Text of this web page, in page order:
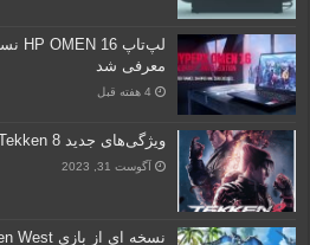
معرفی شد
4 هفته قبل
ویژگی‌های جدید Tekken 8 برای پلی استیشن 5
آگوست 31, 2023
نسخه ای از بازی Horizon Forbidden West لو رفت